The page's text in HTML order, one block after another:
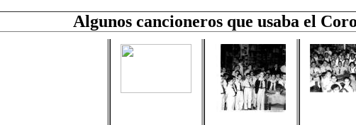
Algunos cancioneros que usaba el